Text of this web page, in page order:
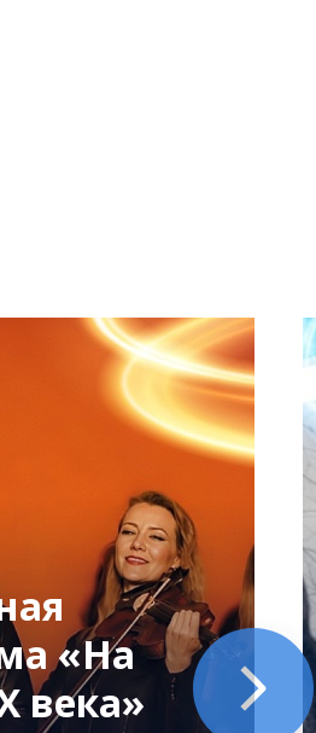
«На
века»